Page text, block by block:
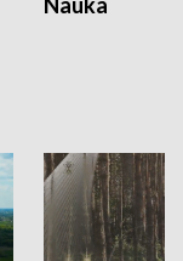
Nauka